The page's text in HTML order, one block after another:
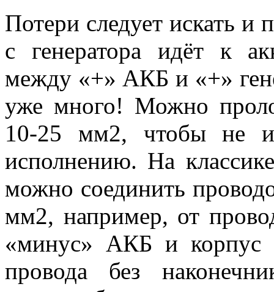
Потери следует искать
с генератора идёт к
между «+» АКБ и «+»
уже много! Можно
10-25 мм2, чтобы не
исполнению. На
можно соединить
мм2, например, от
«минус» АКБ и корпус
провода без